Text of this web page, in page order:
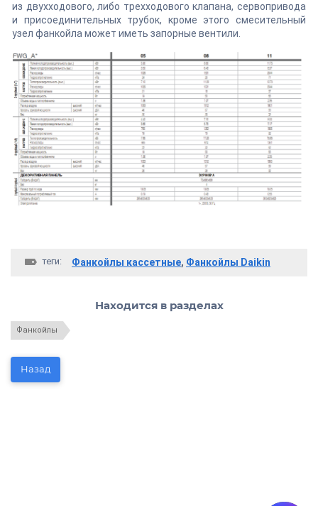
из двухходового, либо трехходового клапана, сервопривода
и присоединительных трубок, кроме этого смесительный
узел фанкойла может иметь запорные вентили.
теги: Фанкойлы кассетные, Фанкойлы Daikin
Находится в разделах
Фанкойлы
Назад